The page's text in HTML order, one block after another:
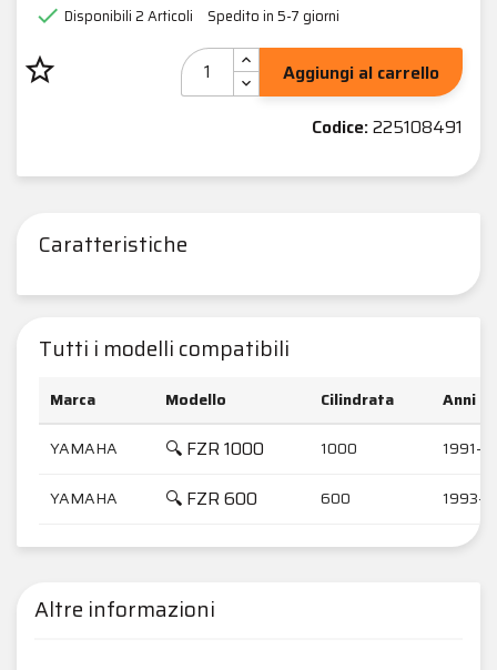
 Disponibili2 Articoli Spedito in 5-7 giorni
star_border
Aggiungi al carrello
Codice:225108491
Caratteristiche
Tutti i modelli compatibili
Marca Modello Cilindrata
Anni
YAMAHA
🔍 FZR 1000 1000 1991-
YAMAHA 🔍 FZR 600 600 1993-
Altre informazioni